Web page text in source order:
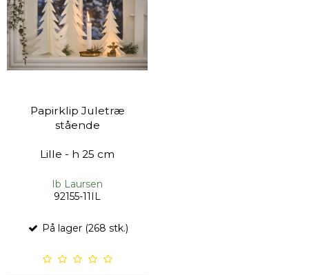
Papirklip Juletræ
stående
Lille - h 25 cm
Ib Laursen
92155-11IL
På lager (268 stk.)